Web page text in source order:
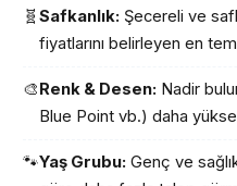
🧬 Safkanlık: Şecereli ve
fiyatlarını belirleyen en
🎨Renk & Desen: Nadir
Blue Point vb.) daha
🐾Yaş Grubu: Genç ve